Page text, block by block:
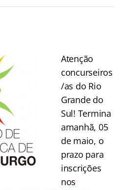
Atenção
concurseiros
/as do Rio
Grande do
Sul! Termina
amanhã, 05
de maio, o
prazo para
inscrições
nos